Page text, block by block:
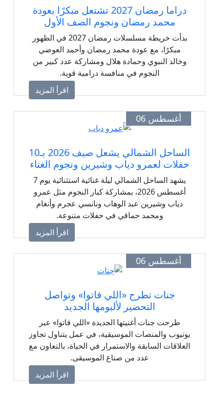
دراما رمضان 2027 تشتعل مبكرًا بعودة
محمد رمضان ونجوم الصف الأول
بدأت خريطة مسلسلات رمضان 2027 في الظهور
مبكرًا، مع عودة محمد رمضان وأحمد العوضي
وخالد النبوي وحمادة هلال ومشاركة عدد كبير من
النجوم في منافسة درامية قوية.
اقرأ المزيد
أغسطس 06
الساحل الشمالي يشعل صيف 2026 بـ10
حفلات لعمرو دياب وشيرين ونجوم الغناء
يشهد الساحل الشمالي ليلة غنائية استثنائية يوم 7
أغسطس 2026، بمشاركة كبار النجوم مثل عمرو
دياب وشيرين عبد الوهاب ونانسي عجرم وأنغام
ومحمد حماقي في حفلات متنوعة.
اقرأ المزيد
أغسطس 06
جنات تطرح «اللي فاتوا» وتواصل
التحضير لألبومها الجديد
طرحت جنات أغنيتها الجديدة «اللي فاتوا» عبر
يوتيوب والمنصات الموسيقية، في عمل يتناول تجاوز
العلاقات السابقة والاستمرار في الحياة، بالتعاون مع
عدد من صناع الموسيقى.
اقرأ المزيد